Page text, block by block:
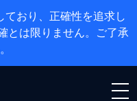
おり、正確性を追求し
とは限りません。ご了承